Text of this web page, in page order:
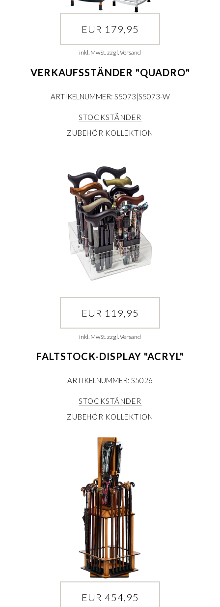
EUR 179,95
inkl. MwSt. zzgl. Versand
VERKAUFSSTÄNDER "QUADRO"
ARTIKELNUMMER: S5073|S5073-W
STOCKSTÄNDER
ZUBEHÖR KOLLEKTION
EUR 119,95
inkl. MwSt. zzgl. Versand
FALTSTOCK-DISPLAY "ACRYL"
ARTIKELNUMMER: S5026
STOCKSTÄNDER
ZUBEHÖR KOLLEKTION
EUR 454,95